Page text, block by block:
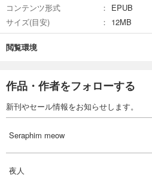
コンテンツ形式
EPUB
サイズ(目安)
12MB
閲覧環境
作品・作者をフォローする
新刊やセール情報をお知らせします。
Seraphim meow
夜人